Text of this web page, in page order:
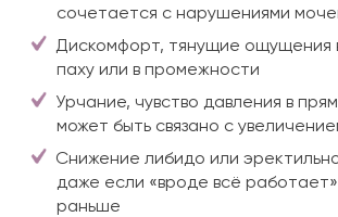
сочетается с нарушениями
Дискомфорт, тянущие ощущения
паху или в промежности
Урчание, чувство давления в
может быть связано с
Снижение либидо или
даже если «вроде всё
раньше